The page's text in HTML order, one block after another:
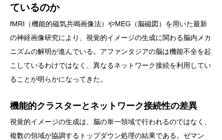
ているのか
fMRI（機能的磁気共鳴画像法）やMEG（脳磁図）を用いた最新
の神経画像研究により、視覚的イメージの生成に関わる脳内メカ
ニズムの解明が進んでいる。アファンタジアの脳は機能不全を起
こしているわけではなく、異なるネットワーク接続を利用してい
ることが明らかになってきた。
機能的クラスターとネットワーク接続性の差異
視覚的イメージの生成は、脳の単一領域で行われるのではなく、
複数の領域が協調するトップダウン処理の結果である。ゼマン